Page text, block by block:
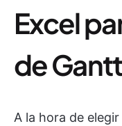
Excel
de
A la hora de